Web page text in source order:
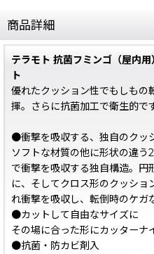
商品詳細
テラモト 抗菌フミンゴ（屋内
ト
優れたクッション性でもしもの
揮。さらに抗菌加工で衛生的です
●衝撃を吸収する、独自のクッ
ソフトな材質の他に形状の違
で衝撃を吸収する独自構造。
に、そしてクロス形のクッシ
れ衝撃を吸収し、転倒時のケガ
●カットして自由なサイズに
その場に合った形にカッターナ
●抗菌・防カビ剤入